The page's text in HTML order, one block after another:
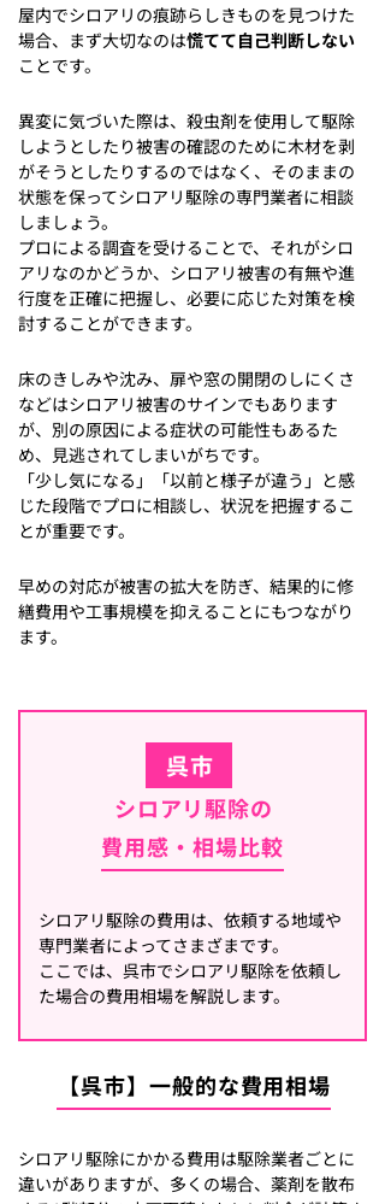
屋内でシロアリの痕跡らしきものを見つけた
場合、まず大切なのは慌てて自己判断しない
ことです。
異変に気づいた際は、殺虫剤を使用して駆除
しようとしたり被害の確認のために木材を剥
がそうとしたりするのではなく、そのままの
状態を保ってシロアリ駆除の専門業者に相談
しましょう。
プロによる調査を受けることで、それがシロ
アリなのかどうか、シロアリ被害の有無や進
行度を正確に把握し、必要に応じた対策を検
討することができます。
床のきしみや沈み、扉や窓の開閉のしにくさ
などはシロアリ被害のサインでもあります
が、別の原因による症状の可能性もあるた
め、見逃されてしまいがちです。
「少し気になる」「以前と様子が違う」と感
じた段階でプロに相談し、状況を把握するこ
とが重要です。
早めの対応が被害の拡大を防ぎ、結果的に修
繕費用や工事規模を抑えることにもつながり
ます。
呉市
シロアリ駆除の
費用感・相場比較
シロアリ駆除の費用は、依頼する地域や
専門業者によってさまざまです。
ここでは、呉市でシロアリ駆除を依頼し
た場合の費用相場を解説します。
【呉市】一般的な費用相場
シロアリ駆除にかかる費用は駆除業者ごとに
違いがありますが、多くの場合、薬剤を散布